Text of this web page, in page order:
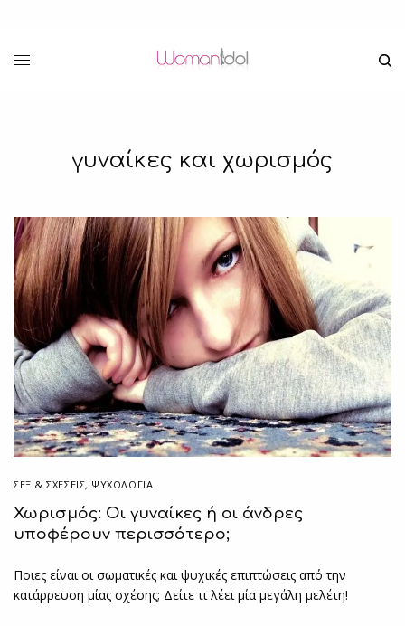
γυναίκες και χωρισμός
ΣΕΞ & ΣΧΈΣΕΙΣ, ΨΥΧΟΛΟΓΙΑ
Χωρισμός: Οι γυναίκες ή οι άνδρες
υποφέρουν περισσότερο;
Ποιες είναι οι σωματικές και ψυχικές επιπτώσεις από την
κατάρρευση μίας σχέσης; Δείτε τι λέει μία μεγάλη μελέτη!